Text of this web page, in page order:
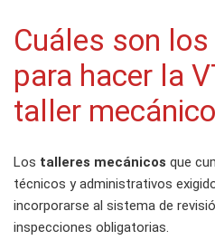
Cuáles son
para hacer la
taller mecánico
Los talleres mecánicos que
técnicos y administrativos
incorporarse al sistema de
inspecciones obligatorias.